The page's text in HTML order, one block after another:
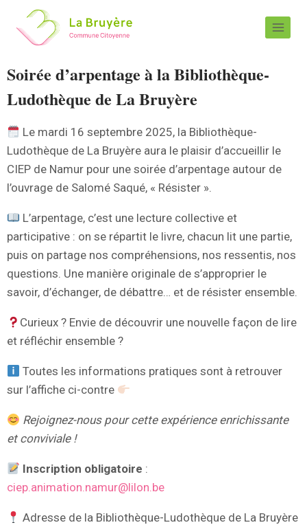
Soirée d’arpentage à la Bibliothèque-
Ludothèque de La Bruyère
Le mardi 16 septembre 2025, la Bibliothèque-
Ludothèque de La Bruyère aura le plaisir d’accueillir le
CIEP de Namur pour une soirée d’arpentage autour de
l’ouvrage de Salomé Saqué, « Résister ».
L’arpentage, c’est une lecture collective et
participative : on se répartit le livre, chacun lit une partie,
puis on partage nos compréhensions, nos ressentis, nos
questions. Une manière originale de s’approprier le
savoir, d’échanger, de débattre… et de résister ensemble.
Curieux ? Envie de découvrir une nouvelle façon de lire
et réfléchir ensemble ?
Toutes les informations pratiques sont à retrouver
sur l’affiche ci-contre
Rejoignez-nous pour cette expérience enrichissante
et conviviale !
Inscription obligatoire :
ciep.animation.namur@lilon.be
Adresse de la Bibliothèque-Ludothèque de La Bruyère